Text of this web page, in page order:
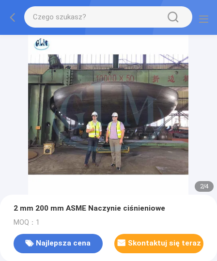
2/4
2 mm 200 mm ASME Naczynie ciśnieniowe
MOQ：1
Najlepsza cena Skontaktuj się teraz